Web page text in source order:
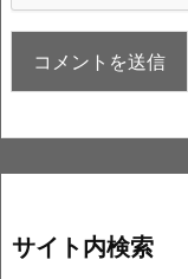
サイト内検索